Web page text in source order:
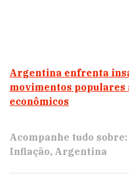
Argentina enfrenta
movimentos populares
econômicos
Acompanhe tudo sobre:
Inflação Argentina